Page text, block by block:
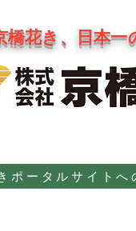
橋花き、日本
ポータルサイトへ